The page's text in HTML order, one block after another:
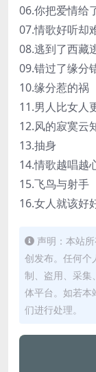
06.你把爱情给
07.情歌好听却
08.逃到了西藏
09.错过了缘分
10.缘分惹的祸
11.男人比女人
12.风的寂寞云
13.抽身
14.情歌越唱越
15.飞鸟与射手
16.女人就该好
声明：本站
创发布。任何个
制、盗用、采集
体平台。如若本
们进行处理。